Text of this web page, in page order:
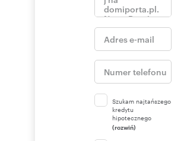
Szukam najtańszego
kredytu
hipotecznego
(rozwiń)